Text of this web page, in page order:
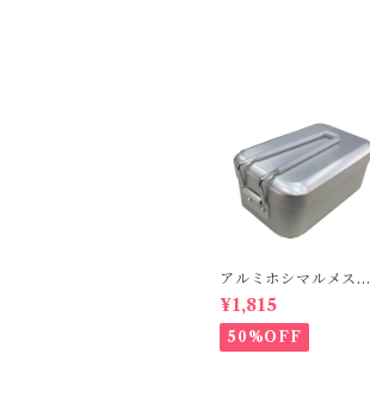
アルミホシマルメステ
ィン
¥1,815
50%OFF